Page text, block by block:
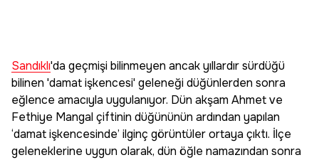
Sandıklı'da geçmişi bilinmeyen ancak yıllardır sürdüğü
bilinen 'damat işkencesi' geleneği düğünlerden sonra
eğlence amacıyla uygulanıyor. Dün akşam Ahmet ve
Fethiye Mangal çiftinin düğününün ardından yapılan
‘damat işkencesinde’ ilginç görüntüler ortaya çıktı. İlçe
geleneklerine uygun olarak, dün öğle namazından sonra